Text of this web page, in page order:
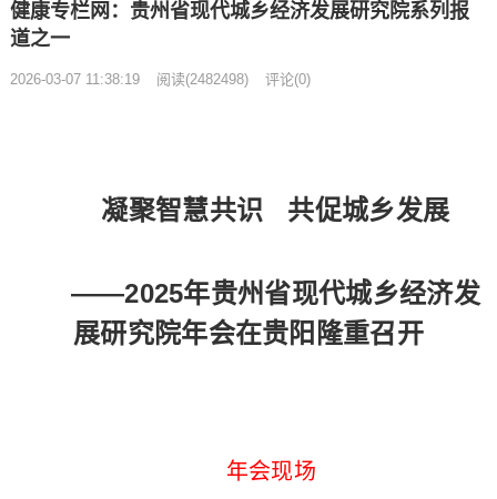
健康专栏网：贵州省现代城乡经济发展研究院系列报
道之一
2026-03-07 11:38:19 阅读(2482498) 评论(0)
凝聚智慧共识 共促城乡发展
——2025年贵州省现代城乡经济发
展研究院年会在贵阳隆重召开
年会现场